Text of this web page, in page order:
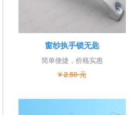
窗纱执手锁无匙
简单便捷，价格实惠
¥ 2.50 元